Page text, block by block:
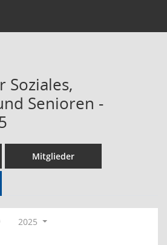
Soziales,
Senioren -
Mitglieder
2025